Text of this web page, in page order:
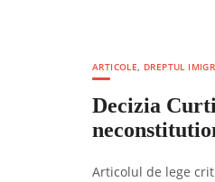
ARTICOLE, DREPTUL
Decizia
Articolul de lege